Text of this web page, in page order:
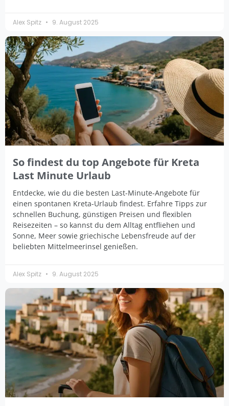
Alex Spitz 9. August 2025
So findest du top Angebote für Kreta
Last Minute Urlaub
Entdecke, wie du die besten Last-Minute-Angebote für
einen spontanen Kreta-Urlaub findest. Erfahre Tipps zur
schnellen Buchung, günstigen Preisen und flexiblen
Reisezeiten – so kannst du dem Alltag entfliehen und
Sonne, Meer sowie griechische Lebensfreude auf der
beliebten Mittelmeerinsel genießen.
Alex Spitz 9. August 2025